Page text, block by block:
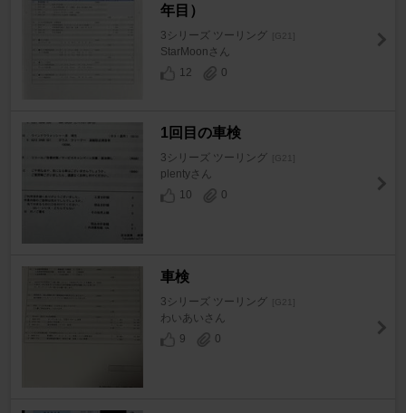
年目）
3シリーズ ツーリング [G21]
StarMoonさん
12
0
1回目の車検
3シリーズ ツーリング [G21]
plentyさん
10
0
車検
3シリーズ ツーリング [G21]
わいあいさん
9
0